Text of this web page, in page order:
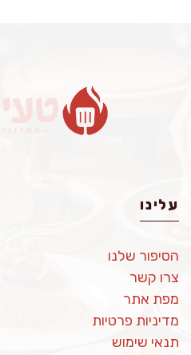
עלינו
הסיפור שלנו
צרו קשר
מפת אתר
מדיניות פרטיות
תנאי שימוש